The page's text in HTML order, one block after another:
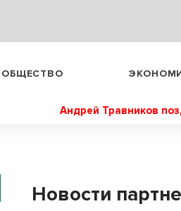
ОБЩЕСТВО
Андрей Травников
Новости